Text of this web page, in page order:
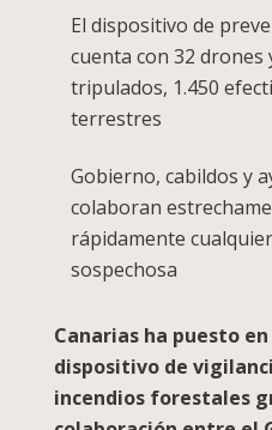
El dispositivo de
cuenta con 32 drones
tripulados, 1.450
terrestres
Gobierno, cabildos y
colaboran
rápidamente
sospechosa
Canarias ha puesto
dispositivo de
incendios forestales